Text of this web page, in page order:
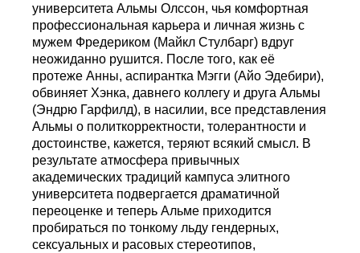
университета Альмы Олссон, чья комфортная
профессиональная карьера и личная жизнь с
мужем Фредериком (Майкл Стулбарг) вдруг
неожиданно рушится. После того, как её
протеже Анны, аспирантка Мэгги (Айо Эдебири),
обвиняет Хэнка, давнего коллегу и друга Альмы
(Эндрю Гарфилд), в насилии, все представления
Альмы о политкорректности, толерантности и
достоинстве, кажется, теряют всякий смысл. В
результате атмосфера привычных
академических традиций кампуса элитного
университета подвергается драматичной
переоценке и теперь Альме приходится
пробираться по тонкому льду гендерных,
сексуальных и расовых стереотипов,